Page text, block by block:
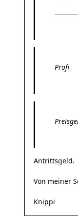
Profi
Antrittsgeld.
Von meiner
Knippi